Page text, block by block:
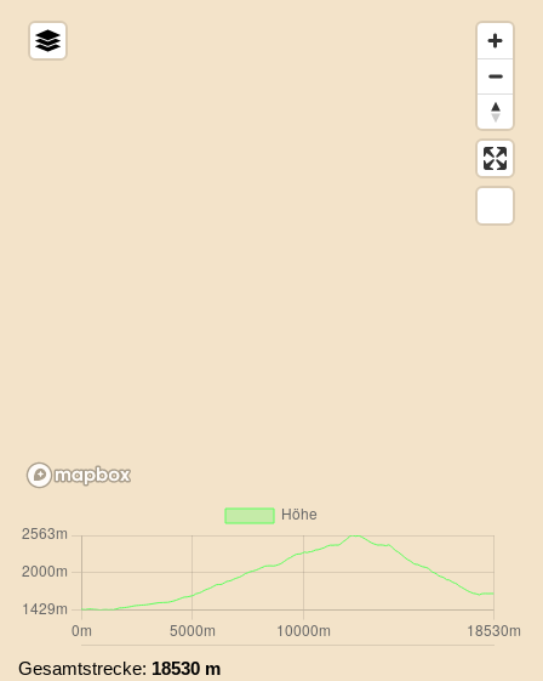
Gesamtstrecke: 18530 m